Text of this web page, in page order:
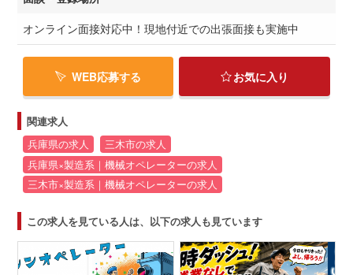
オンライン面接対応中！現地付近での出張面接も実施中
WEB応募する お気に入り
関連求人
兵庫県の求人
三木市の求人
兵庫県×製造系｜機械オペレーターの求人
三木市×製造系｜機械オペレーターの求人
この求人を見ている人は、以下の求人も見ています